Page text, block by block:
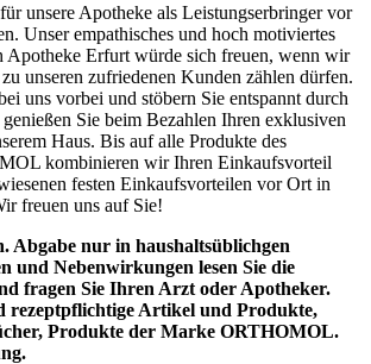
unsere Apotheke als Leistungserbringer vor
Unser empathisches und hoch motiviertes
Apotheke Erfurt würde sich freuen, wenn wir
unseren zufriedenen Kunden zählen dürfen.
uns vorbei und stöbern Sie entspannt durch
Sie beim Bezahlen Ihren exklusiven
Haus. Bis auf alle Produkte des
kombinieren wir Ihren Einkaufsvorteil
festen Einkaufsvorteilen vor Ort in
freuen uns auf Sie!
Abgabe nur in haushaltsüblichgen
und Nebenwirkungen lesen Sie die
fragen Sie Ihren Arzt oder Apotheker.
rezeptpflichtige Artikel und Produkte,
Produkte der Marke ORTHOMOL.